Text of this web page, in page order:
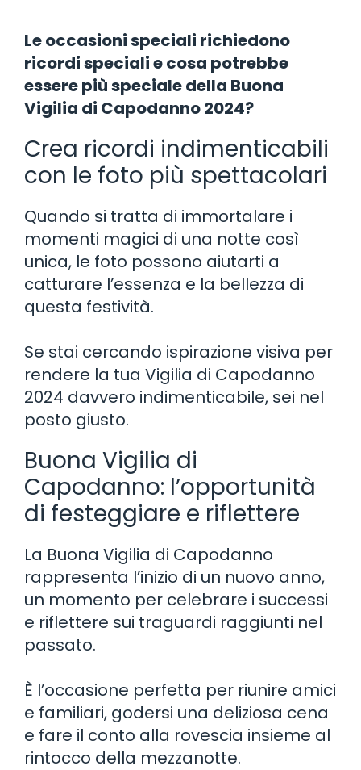
Le occasioni speciali richiedono
ricordi speciali e cosa potrebbe
essere più speciale della Buona
Vigilia di Capodanno 2024?
Crea ricordi indimenticabili
con le foto più spettacolari
Quando si tratta di immortalare i
momenti magici di una notte così
unica, le foto possono aiutarti a
catturare l’essenza e la bellezza di
questa festività.
Se stai cercando ispirazione visiva per
rendere la tua Vigilia di Capodanno
2024 davvero indimenticabile, sei nel
posto giusto.
Buona Vigilia di
Capodanno: l’opportunità
di festeggiare e riflettere
La Buona Vigilia di Capodanno
rappresenta l’inizio di un nuovo anno,
un momento per celebrare i successi
e riflettere sui traguardi raggiunti nel
passato.
È l’occasione perfetta per riunire amici
e familiari, godersi una deliziosa cena
e fare il conto alla rovescia insieme al
rintocco della mezzanotte.